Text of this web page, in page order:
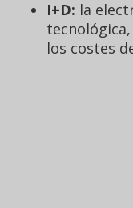
I+D: la
los costes